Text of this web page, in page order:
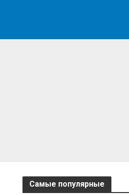
Самые популярные